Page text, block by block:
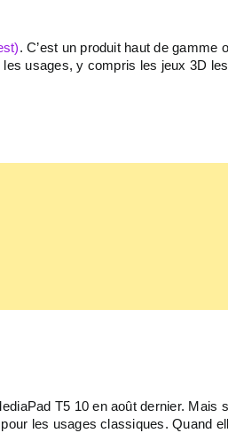
. C’est un produit haut de gamme
usages, y compris les jeux 3D
T5 10 en août dernier.
les usages classiques. Quand